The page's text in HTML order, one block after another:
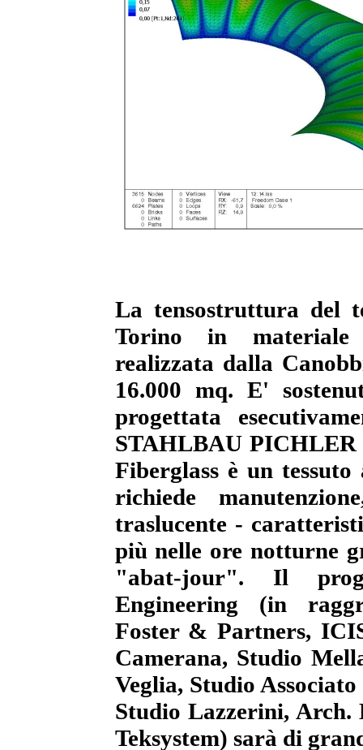
La tensostruttura del
Torino in materiale
realizzata dalla
16.000 mq. E'
progettata
STAHLBAU
Fiberglass è un
richiede
traslucente -
più nelle ore notturne
"abat-jour". Il
Engineering (in
Foster & Partners,
Camerana, Studio
Veglia, Studio
Studio Lazzerini, Arch.
Teksystem) sarà di